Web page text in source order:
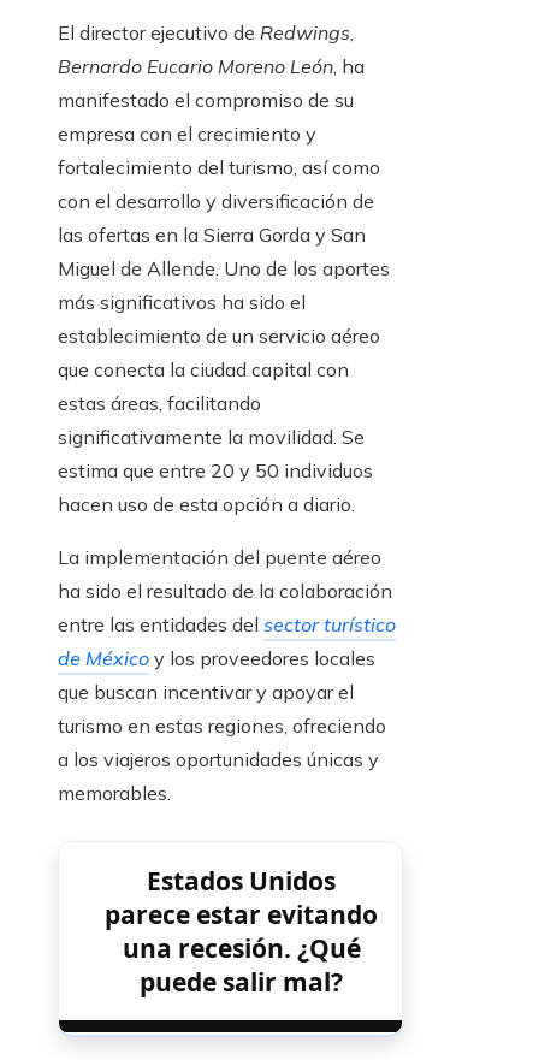
El director ejecutivo de Redwings,
Bernardo Eucario Moreno León, ha
manifestado el compromiso de su
empresa con el crecimiento y
fortalecimiento del turismo, así como
con el desarrollo y diversificación de
las ofertas en la Sierra Gorda y San
Miguel de Allende. Uno de los aportes
más significativos ha sido el
establecimiento de un servicio aéreo
que conecta la ciudad capital con
estas áreas, facilitando
significativamente la movilidad. Se
estima que entre 20 y 50 individuos
hacen uso de esta opción a diario.
La implementación del puente aéreo
ha sido el resultado de la colaboración
entre las entidades del sector turístico
de México y los proveedores locales
que buscan incentivar y apoyar el
turismo en estas regiones, ofreciendo
a los viajeros oportunidades únicas y
memorables.
Estados Unidos
parece estar evitando
una recesión. ¿Qué
puede salir mal?